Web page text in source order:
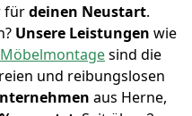
fürdeinen Neustart.
Unsere Leistungen wie
Möbelmontagesind die
und reibungslosen
aus Herne,